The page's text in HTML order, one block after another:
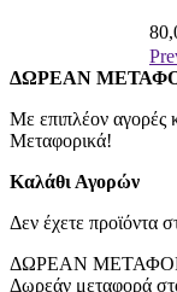
*
ΔΩΡΕΑΝ
Με επιπλέον αγορές
Μεταφορικά!
Καλάθι Αγορών
Δεν έχετε προϊόντα
ΔΩΡΕΑΝ
Δωρεάν μεταφορά